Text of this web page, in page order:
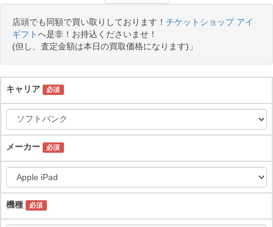
店頭でも同額で買い取りしております！ チケットショップ アイ
ギフトへ是非！お持込くださいませ！
(但し、査定金額は本日の買取価格になります)」
キャリア 必須
メーカー 必須
機種 必須